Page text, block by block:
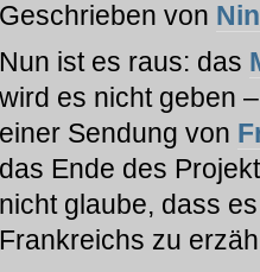
Geschrieben von
Nun ist es raus: das
wird es nicht geben
einer Sendung von
das Ende des
nicht glaube, dass
Frankreichs zu